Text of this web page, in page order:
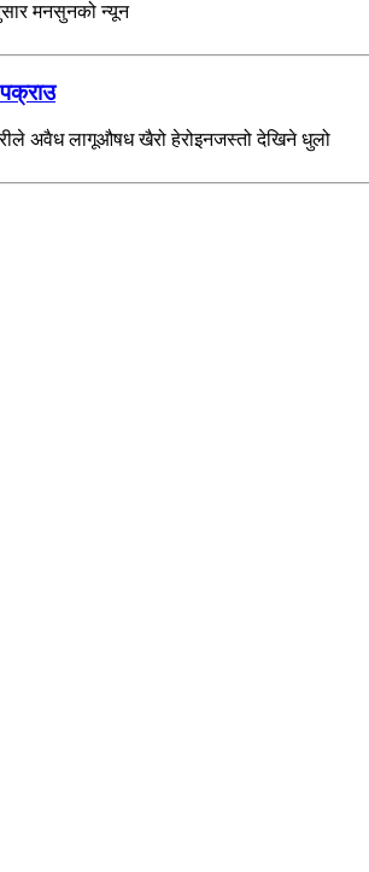
मनसुनको न्यून
अवैध लागूऔषध खैरो हेरोइनजस्तो देखिने धुलो